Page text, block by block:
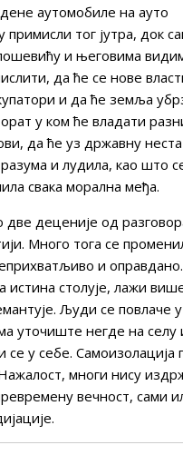
аутомобиле на ауто
примисли тог јутра, док
и његовима
да ће се нове
и да ће земља
у ком ће владати
да ће уз државну
и лудила, као што
свака морална међа.
две деценије од
Много тога се
и оправдано.
истина столује, лажи
Људи се повлаче у
уточиште негде на селу
у себе. Самоизолација
многи нису
вечност, сами